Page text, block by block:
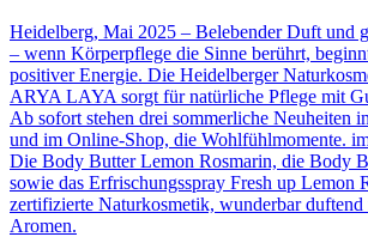
Heidelberg, Mai 2025 – Belebender Duft und
– wenn Körperpflege die Sinne berührt,
positiver Energie. Die Heidelberger
ARYA LAYA sorgt für natürliche Pflege mit
Ab sofort stehen drei sommerliche Neuheiten
und im Online-Shop, die Wohlfühlmomente.
Die Body Butter Lemon Rosmarin, die Body
sowie das Erfrischungsspray Fresh up Lemon
zertifizierte Naturkosmetik, wunderbar duftend
Aromen.